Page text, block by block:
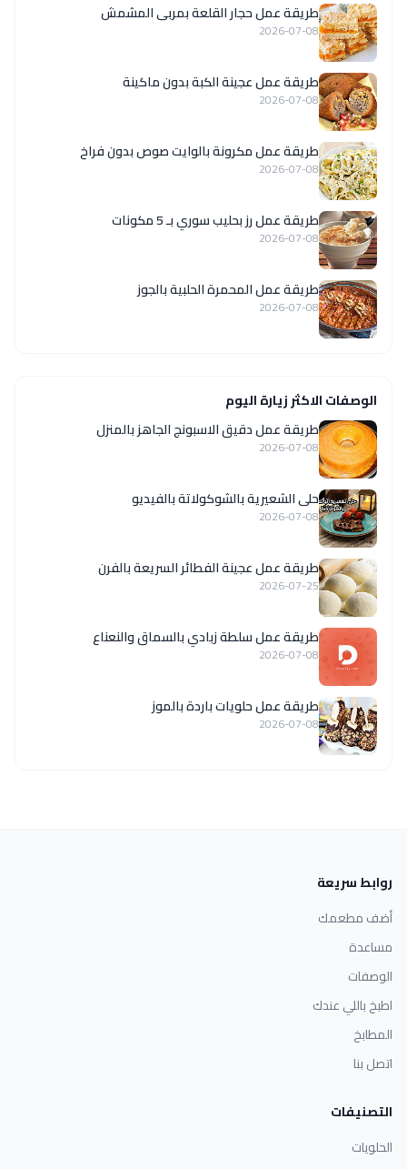
طريقة عمل حجار القلعة بمربى المشمش
2026-07-08
طريقة عمل عجينة الكبة بدون ماكينة
2026-07-08
طريقة عمل مكرونة بالوايت صوص بدون فراخ
2026-07-08
طريقة عمل رز بحليب سوري بـ 5 مكونات
2026-07-08
طريقة عمل المحمرة الحلبية بالجوز
2026-07-08
الوصفات الاكثر زيارة اليوم
طريقة عمل دقيق الاسبونج الجاهز بالمنزل
2026-07-08
حلى الشعيرية بالشوكولاتة بالفيديو
2026-07-08
طريقة عمل عجينة الفطائر السريعة بالفرن
2026-07-25
طريقة عمل سلطة زبادي بالسماق والنعناع
2026-07-08
طريقة عمل حلويات باردة بالموز
2026-07-08
روابط سريعة
أضف مطعمك
مساعدة
الوصفات
اطبخ باللي عندك
المطابخ
اتصل بنا
التصنيفات
الحلويات